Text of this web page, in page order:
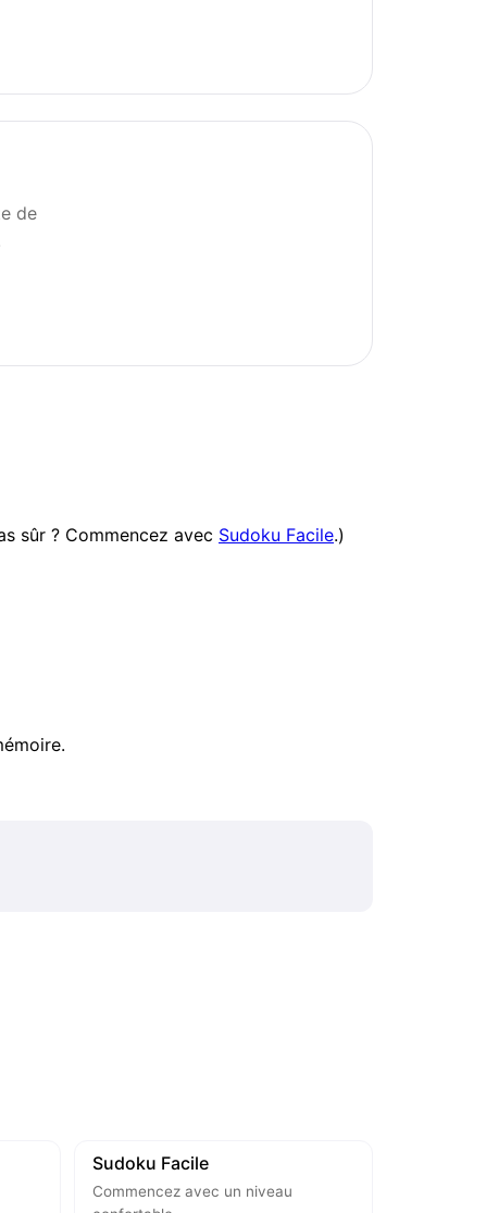
de
sûr ? Commencez avec Sudoku Facile.)
Sudoku Facile
Commencez avec un niveau